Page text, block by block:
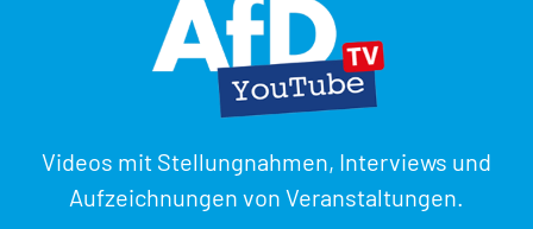
Videos mit Stellungnahmen, Interviews und
Aufzeichnungen von Veranstaltungen.